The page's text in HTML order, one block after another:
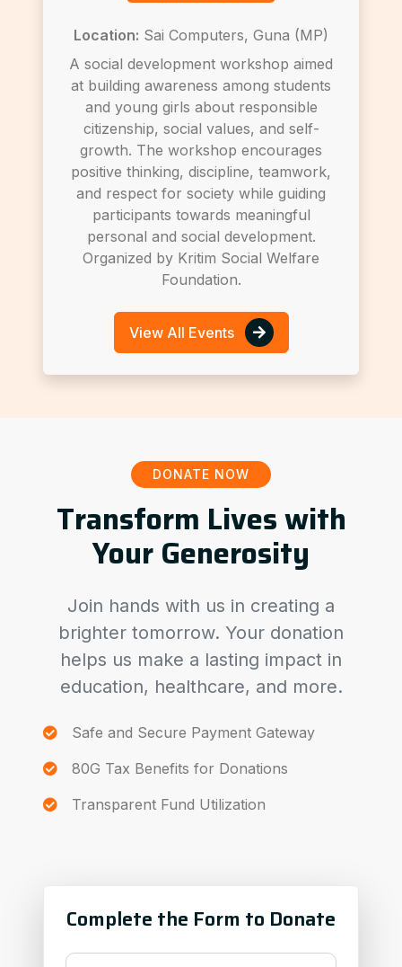
Location: Sai Computers, Guna (MP)
A social development workshop aimed
at building awareness among students
and young girls about responsible
citizenship, social values, and self-
growth. The workshop encourages
positive thinking, discipline, teamwork,
and respect for society while guiding
participants towards meaningful
personal and social development.
Organized by Kritim Social Welfare
Foundation.
View All Events
DONATE NOW
Transform Lives with
Your Generosity
Join hands with us in creating a
brighter tomorrow. Your donation
helps us make a lasting impact in
education, healthcare, and more.
Safe and Secure Payment Gateway
80G Tax Benefits for Donations
Transparent Fund Utilization
Complete the Form to Donate